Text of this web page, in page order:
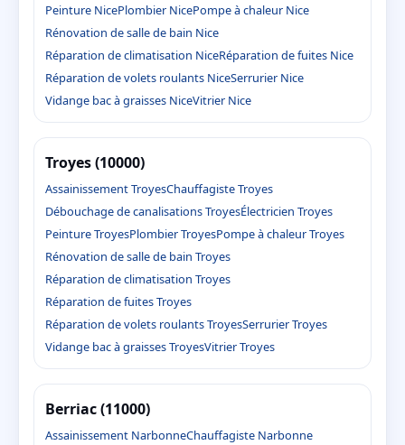
Peinture NicePlombier NicePompe à chaleur Nice
Rénovation de salle de bain Nice
Réparation de climatisation NiceRéparation de fuites Nice
Réparation de volets roulants NiceSerrurier Nice
Vidange bac à graisses NiceVitrier Nice
Troyes (10000)
Assainissement TroyesChauffagiste Troyes
Débouchage de canalisations TroyesÉlectricien Troyes
Peinture TroyesPlombier TroyesPompe à chaleur Troyes
Rénovation de salle de bain Troyes
Réparation de climatisation Troyes
Réparation de fuites Troyes
Réparation de volets roulants TroyesSerrurier Troyes
Vidange bac à graisses TroyesVitrier Troyes
Berriac (11000)
Assainissement NarbonneChauffagiste Narbonne